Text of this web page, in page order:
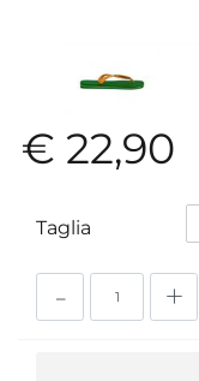
€ 22,90
Taglia